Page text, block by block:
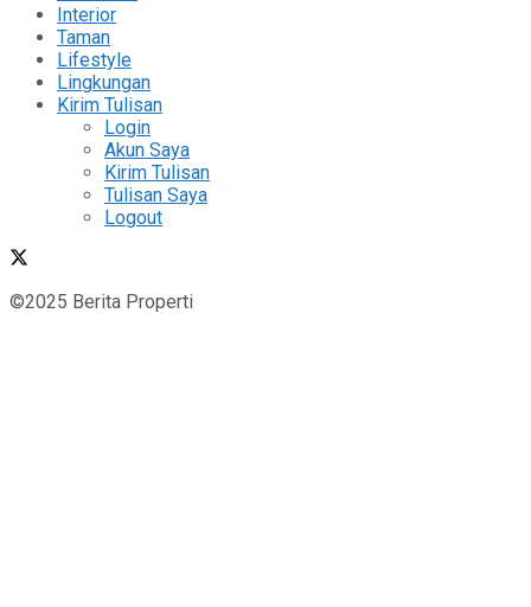
Interior
Taman
Lifestyle
Lingkungan
Kirim Tulisan
Login
Akun Saya
Kirim Tulisan
Tulisan Saya
Logout
©2025 Berita Properti